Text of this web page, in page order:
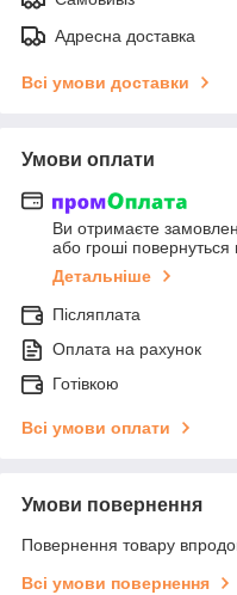
Адресна доставка
Всі умови доставки
Умови оплати
Ви отримаєте
або гроші повернуться
Детальніше
Післяплата
Оплата на рахунок
Готівкою
Всі умови оплати
Умови повернення
Повернення товару
Всі умови повернення